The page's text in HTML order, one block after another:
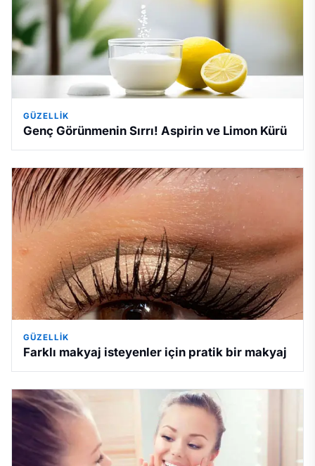
GÜZELLIK
Genç Görünmenin Sırrı! Aspirin ve Limon Kürü
GÜZELLIK
Farklı makyaj isteyenler için pratik bir makyaj